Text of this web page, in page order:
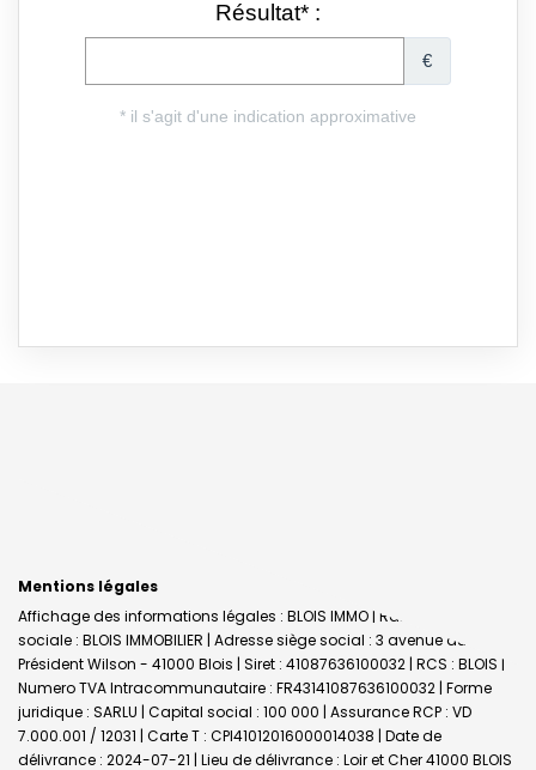
Mentions légales
Affichage des informations légales : BLOIS IMMO | Raison
sociale : BLOIS IMMOBILIER | Adresse siège social : 3 avenue du
Président Wilson - 41000 Blois | Siret : 41087636100032 | RCS : BLOIS |
Numero TVA Intracommunautaire : FR43141087636100032 | Forme
juridique : SARLU | Capital social : 100 000 | Assurance RCP : VD
7.000.001 / 12031 | Carte T : CPI41012016000014038 | Date de
délivrance : 2024-07-21 | Lieu de délivrance : Loir et Cher 41000 BLOIS